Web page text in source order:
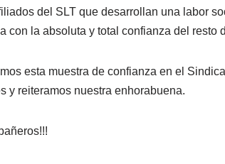
del SLT que desarrollan una labor
con la absoluta y total confianza del resto
esta muestra de confianza en el
y reiteramos nuestra enhorabuena.